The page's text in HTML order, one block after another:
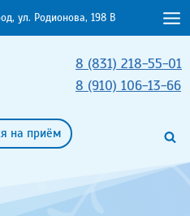
ул. Родионова, 198 В
8 (831) 218-55-01
8 (910) 106-13-66
на приём